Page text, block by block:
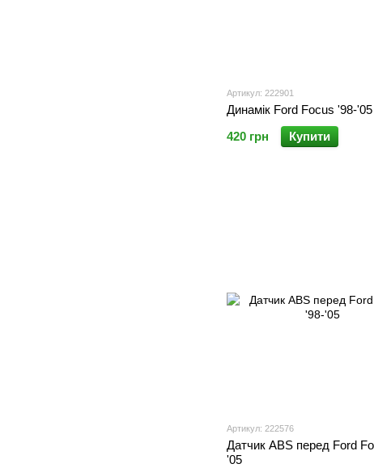
Артикул: 222901
Динамік Ford Focus '98-'05
420 грн
Купити
Артикул: 222576
Датчик ABS перед Ford
'05